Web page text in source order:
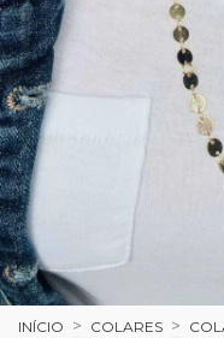
INÍCIO > COLARES >